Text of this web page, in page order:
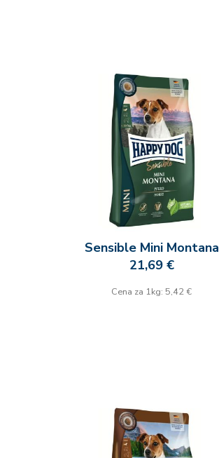
Sensible Mini Montana
21,69 €
Cena za 1kg: 5,42 €